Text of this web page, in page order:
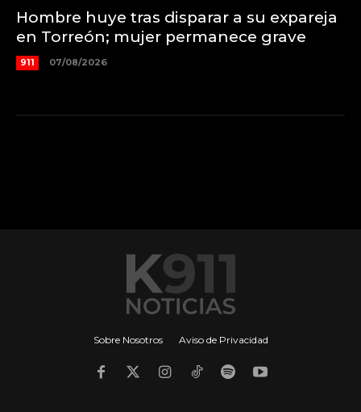
Hombre huye tras disparar a su expareja
en Torreón; mujer permanece grave
911 07/08/2026
Sobre Nosotros Aviso de Privacidad